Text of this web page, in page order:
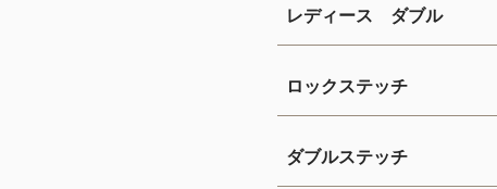
レディース ダブル
ロックステッチ
ダブルステッチ